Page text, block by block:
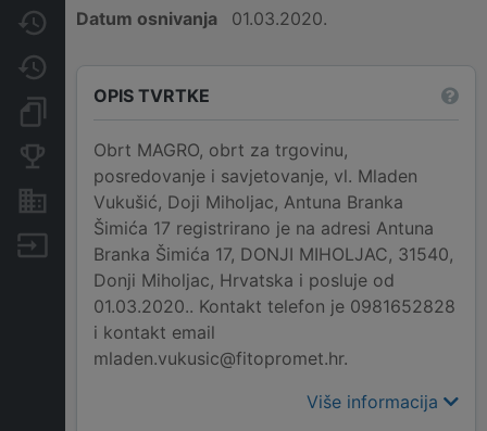
Javne nabavke
Promjene
Konkurentske tvrtke
Nekretnine i imovina
Izvoz
Datum osnivanja
01.03.2020.
OPIS TVRTKE
Obrt MAGRO, obrt za trgovinu,
posredovanje i savjetovanje, vl. Mladen
Vukušić, Doji Miholjac, Antuna Branka
Šimića 17 registrirano je na adresi Antuna
Branka Šimića 17, DONJI MIHOLJAC, 31540,
Donji Miholjac, Hrvatska i posluje od
01.03.2020.. Kontakt telefon je 0981652828
i kontakt email
mladen.vukusic@fitopromet.hr.
Više informacija